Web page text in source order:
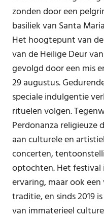
zonden door een
basiliek van Santa
Het hoogtepunt van
van de Heilige Deur
gevolgd door een mis
29 augustus.
speciale indulgentie
rituelen volgen.
Perdonanza religieuze
aan culturele en
concerten,
optochten. Het festival
ervaring, maar ook
traditie, en sinds 2019
van immaterieel